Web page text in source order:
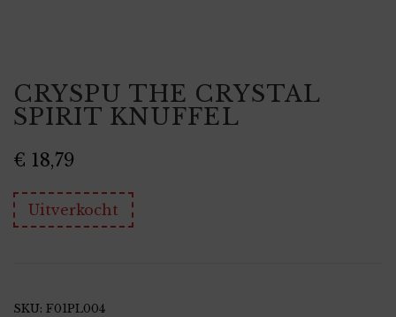
CRYSPU THE CRYSTAL
SPIRIT KNUFFEL
€ 18,79
Uitverkocht
SKU: F01PL004